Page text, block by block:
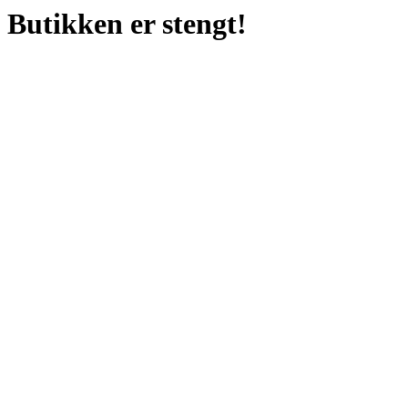
Butikken er stengt!